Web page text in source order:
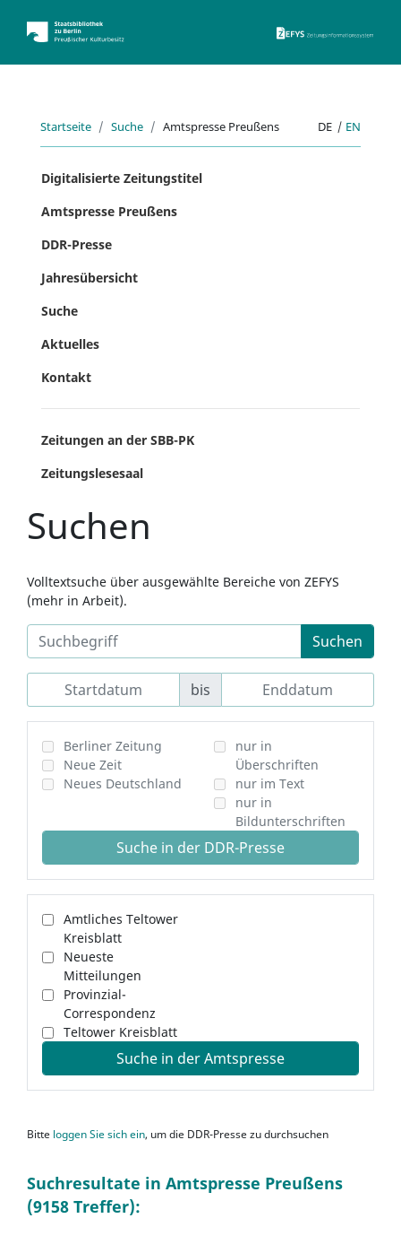
Startseite Suche Amtspresse Preußens DE | EN
Digitalisierte Zeitungstitel
Amtspresse Preußens
DDR-Presse
Jahresübersicht
Suche
Aktuelles
Kontakt
Zeitungen an der SBB-PK
Zeitungslesesaal
Suchen
Volltextsuche über ausgewählte Bereiche von ZEFYS
(mehr in Arbeit).
Suchen
bis
Berliner Zeitung
Neue Zeit
Neues Deutschland
nur in
Überschriften
nur im Text
nur in
Bildunterschriften
Suche in der DDR-Presse
Amtliches Teltower
Kreisblatt
Neueste
Mitteilungen
Provinzial-
Correspondenz
Teltower Kreisblatt
Suche in der Amtspresse
Bitte loggen Sie sich ein, um die DDR-Presse zu durchsuchen
Suchresultate in Amtspresse Preußens
(9158 Treffer):